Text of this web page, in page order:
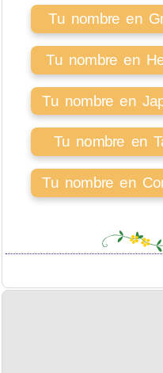
Tu nombre en
Tu nombre en
Tu nombre en
Tu nombre en
Tu nombre en